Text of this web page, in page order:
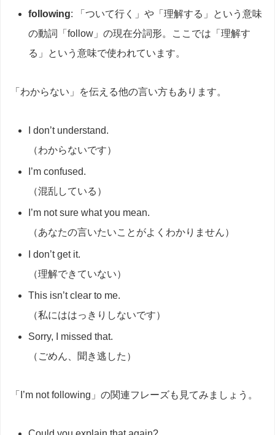
following: 「ついて行く」や「理解する」という意味
の動詞「follow」の現在分詞形。ここでは「理解す
る」という意味で使われています。
「わからない」を伝える他の言い方もあります。
I don’t understand.
（わからないです）
I’m confused.
（混乱している）
I’m not sure what you mean.
（あなたの言いたいことがよくわかりません）
I don’t get it.
（理解できていない）
This isn’t clear to me.
（私にははっきりしないです）
Sorry, I missed that.
（ごめん、聞き逃した）
「I’m not following」の関連フレーズも見てみましょう。